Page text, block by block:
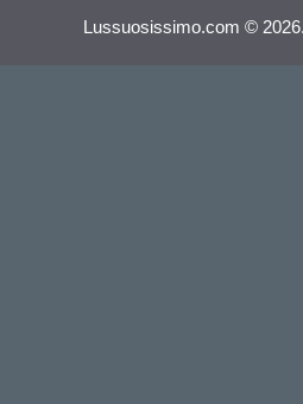
Lussuosissimo.com ©